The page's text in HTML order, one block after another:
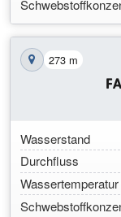
Station auf der
273 m
Wasserstand
Durchfluss
Wassertemperatur